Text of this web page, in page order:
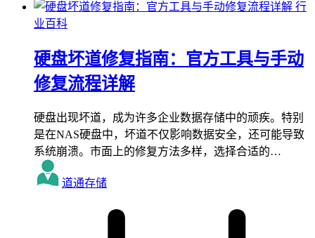
行
业百科
硬盘坏道修复指南：官方工具与手动
修复流程详解
硬盘出现坏道，成为许多企业数据存储中的顽疾。特别
是在NAS硬盘中，坏道不仅影响数据安全，还可能导致
系统崩溃。市面上的修复方法多样，选择合适的…
道通存储